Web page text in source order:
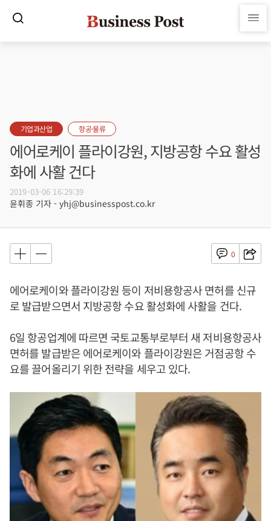
기업과산업 항공·물류
에어로케이 플라이강원, 지방공항 수요 활성
화에 사활 건다
2019-03-06 16:29:39
윤휘종 기자 - yhj@businesspost.co.kr
0
에어로케이와 플라이강원 등이 저비용항공사 면허를 신규
로 발급받으면서 지방공항 수요 활성화에 사활을 건다.
6일 항공업계에 따르면 국토교통부로부터 새 저비용항공사
면허를 발급받은 에어로케이와 플라이강원은 거점공항 수
요를 끌어올리기 위한 전략을 세우고 있다.